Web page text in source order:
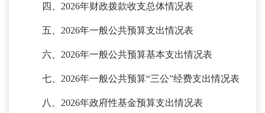
四、 2026年财政拨款收支总体情况表
五、 2026年一般公共预算支出情况表
六、 2026年一般公共预算基本支出情况表
七、 2026年一般公共预算“三公”经费支出情况表
八、 2026年政府性基金预算支出情况表